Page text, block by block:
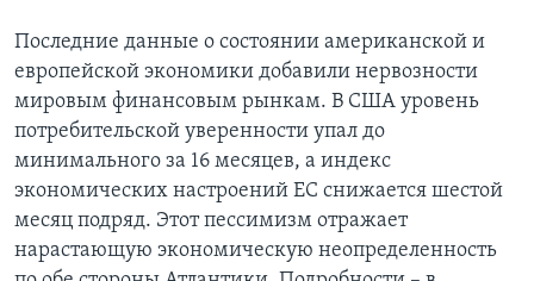
НЬЮ-ЙОРК NEW YORK
АМЕРИКА. БОЛЬШОЕ ПУТЕШЕСТВИЕ
ТЕСТЫ
ВИДЕО
ПОДПИСКА НА НОВОСТИ
Learning English
Последние данные о состоянии американской и
европейской экономики добавили нервозности
мировым финансовым рынкам. В США уровень
потребительской уверенности упал до
минимального за 16 месяцев, а индекс
экономических настроений ЕС снижается шестой
месяц подряд. Этот пессимизм отражает
нарастающую экономическую неопределенность